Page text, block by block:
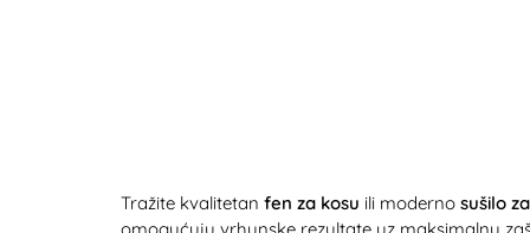
Tražite kvalitetan fen za kosu ili moderno sušilo